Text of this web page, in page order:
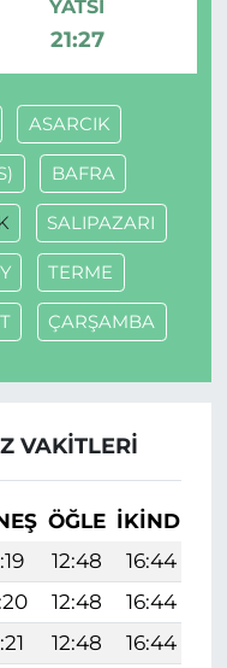
YATSI
21:27
ASARCIK
BAFRA
SALIPAZARI
TERME
ÇARŞAMBA
VAKITLERI
ÖĞLE İKINDI
12:48 16:44
12:48 16:44
12:48 16:44